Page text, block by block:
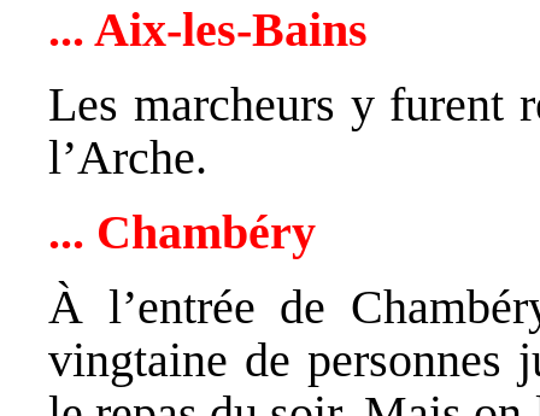
... Aix‑les‑Bains
Les marcheurs y furent
l’Arche.
... Chambéry
À l’entrée de
vingtaine de personnes